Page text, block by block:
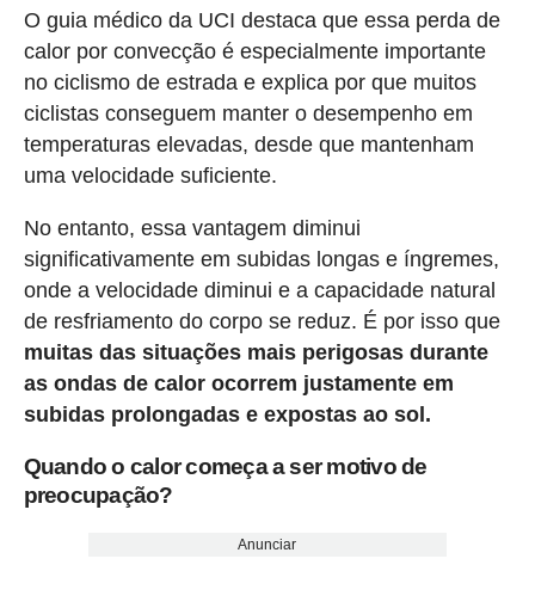
O guia médico da UCI destaca que essa perda de
calor por convecção é especialmente importante
no ciclismo de estrada e explica por que muitos
ciclistas conseguem manter o desempenho em
temperaturas elevadas, desde que mantenham
uma velocidade suficiente.
No entanto, essa vantagem diminui
significativamente em subidas longas e íngremes,
onde a velocidade diminui e a capacidade natural
de resfriamento do corpo se reduz. É por isso que
muitas das situações mais perigosas durante
as ondas de calor ocorrem justamente em
subidas prolongadas e expostas ao sol.
Quando o calor começa a ser motivo de
preocupação?
Anunciar